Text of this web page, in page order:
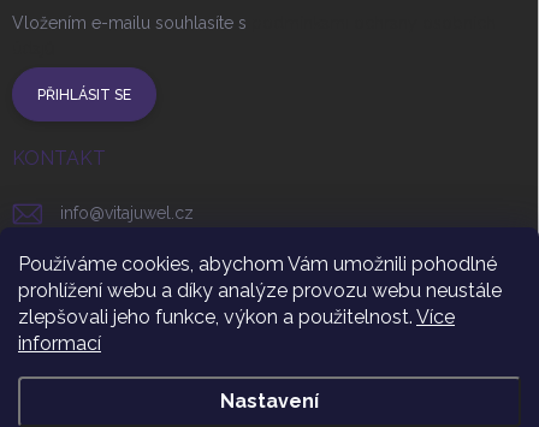
Používáme cookies, abychom Vám umožnili pohodlné
prohlížení webu a díky analýze provozu webu neustále
zlepšovali jeho funkce, výkon a použitelnost. Více
informací
Nastavení
Vložením e-mailu souhlasíte s
PŘIHLÁSIT SE
KONTAKT
info@vitajuwel.cz
+420 608 262 656
vitajuwel_czsr
https://www.youtube.com/channel/